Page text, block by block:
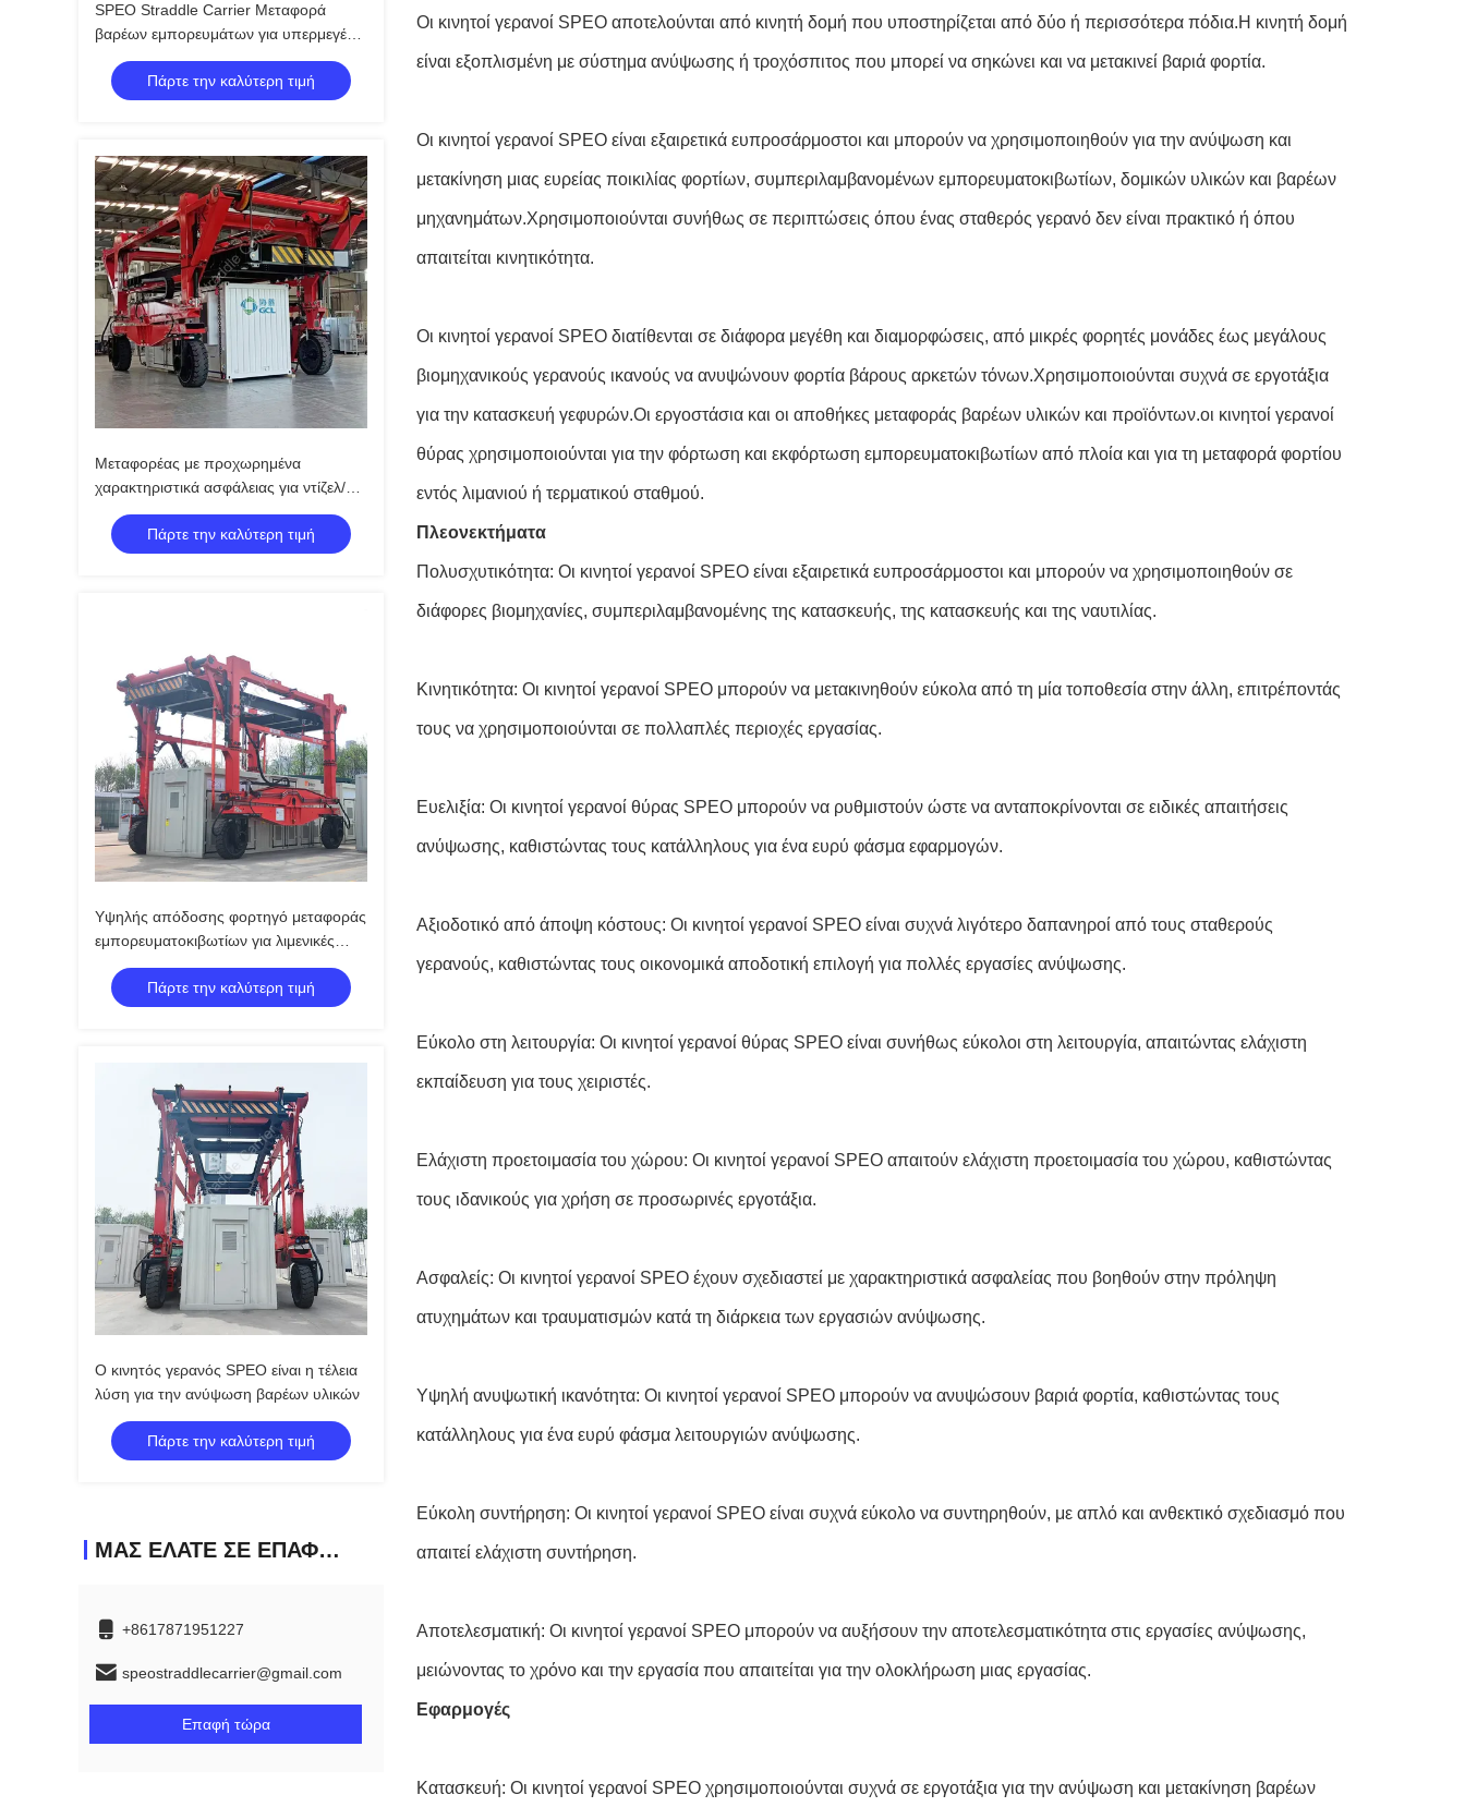
SPEO Straddle Carrier Μεταφορά
βαρέων εμπορευμάτων για υπερμεγέθη
φορτίο
Πάρτε την καλύτερη τιμή
Μεταφορέας με προχωρημένα
χαρακτηριστικά ασφάλειας για ντίζελ/
ηλεκτρικά εμπορευματοκιβώτια
Πάρτε την καλύτερη τιμή
Υψηλής απόδοσης φορτηγό μεταφοράς
εμπορευματοκιβωτίων για λιμενικές
επιχειρήσεις
Πάρτε την καλύτερη τιμή
Ο κινητός γερανός SPEO είναι η τέλεια
λύση για την ανύψωση βαρέων υλικών
Πάρτε την καλύτερη τιμή
ΜΑΣ ΕΛΆΤΕ ΣΕ ΕΠΑΦΉ ΜΕ
+8617871951227
speostraddlecarrier@gmail.com
Επαφή τώρα
Οι κινητοί γερανοί SPEO αποτελούνται από κινητή δομή που υποστηρίζεται από δύο ή περισσότερα πόδια.Η κινητή δομή
είναι εξοπλισμένη με σύστημα ανύψωσης ή τροχόσπιτος που μπορεί να σηκώνει και να μετακινεί βαριά φορτία.
Οι κινητοί γερανοί SPEO είναι εξαιρετικά ευπροσάρμοστοι και μπορούν να χρησιμοποιηθούν για την ανύψωση και
μετακίνηση μιας ευρείας ποικιλίας φορτίων, συμπεριλαμβανομένων εμπορευματοκιβωτίων, δομικών υλικών και βαρέων
μηχανημάτων.Χρησιμοποιούνται συνήθως σε περιπτώσεις όπου ένας σταθερός γερανό δεν είναι πρακτικό ή όπου
απαιτείται κινητικότητα.
Οι κινητοί γερανοί SPEO διατίθενται σε διάφορα μεγέθη και διαμορφώσεις, από μικρές φορητές μονάδες έως μεγάλους
βιομηχανικούς γερανούς ικανούς να ανυψώνουν φορτία βάρους αρκετών τόνων.Χρησιμοποιούνται συχνά σε εργοτάξια
για την κατασκευή γεφυρών.Οι εργοστάσια και οι αποθήκες μεταφοράς βαρέων υλικών και προϊόντων.οι κινητοί γερανοί
θύρας χρησιμοποιούνται για την φόρτωση και εκφόρτωση εμπορευματοκιβωτίων από πλοία και για τη μεταφορά φορτίου
εντός λιμανιού ή τερματικού σταθμού.
Πλεονεκτήματα
Πολυσχυτικότητα: Οι κινητοί γερανοί SPEO είναι εξαιρετικά ευπροσάρμοστοι και μπορούν να χρησιμοποιηθούν σε
διάφορες βιομηχανίες, συμπεριλαμβανομένης της κατασκευής, της κατασκευής και της ναυτιλίας.
Κινητικότητα: Οι κινητοί γερανοί SPEO μπορούν να μετακινηθούν εύκολα από τη μία τοποθεσία στην άλλη, επιτρέποντάς
τους να χρησιμοποιούνται σε πολλαπλές περιοχές εργασίας.
Ευελιξία: Οι κινητοί γερανοί θύρας SPEO μπορούν να ρυθμιστούν ώστε να ανταποκρίνονται σε ειδικές απαιτήσεις
ανύψωσης, καθιστώντας τους κατάλληλους για ένα ευρύ φάσμα εφαρμογών.
Αξιοδοτικό από άποψη κόστους: Οι κινητοί γερανοί SPEO είναι συχνά λιγότερο δαπανηροί από τους σταθερούς
γερανούς, καθιστώντας τους οικονομικά αποδοτική επιλογή για πολλές εργασίες ανύψωσης.
Εύκολο στη λειτουργία: Οι κινητοί γερανοί θύρας SPEO είναι συνήθως εύκολοι στη λειτουργία, απαιτώντας ελάχιστη
εκπαίδευση για τους χειριστές.
Ελάχιστη προετοιμασία του χώρου: Οι κινητοί γερανοί SPEO απαιτούν ελάχιστη προετοιμασία του χώρου, καθιστώντας
τους ιδανικούς για χρήση σε προσωρινές εργοτάξια.
Ασφαλείς: Οι κινητοί γερανοί SPEO έχουν σχεδιαστεί με χαρακτηριστικά ασφαλείας που βοηθούν στην πρόληψη
ατυχημάτων και τραυματισμών κατά τη διάρκεια των εργασιών ανύψωσης.
Υψηλή ανυψωτική ικανότητα: Οι κινητοί γερανοί SPEO μπορούν να ανυψώσουν βαριά φορτία, καθιστώντας τους
κατάλληλους για ένα ευρύ φάσμα λειτουργιών ανύψωσης.
Εύκολη συντήρηση: Οι κινητοί γερανοί SPEO είναι συχνά εύκολο να συντηρηθούν, με απλό και ανθεκτικό σχεδιασμό που
απαιτεί ελάχιστη συντήρηση.
Αποτελεσματική: Οι κινητοί γερανοί SPEO μπορούν να αυξήσουν την αποτελεσματικότητα στις εργασίες ανύψωσης,
μειώνοντας το χρόνο και την εργασία που απαιτείται για την ολοκλήρωση μιας εργασίας.
Εφαρμογές
Κατασκευή: Οι κινητοί γερανοί SPEO χρησιμοποιούνται συχνά σε εργοτάξια για την ανύψωση και μετακίνηση βαρέων